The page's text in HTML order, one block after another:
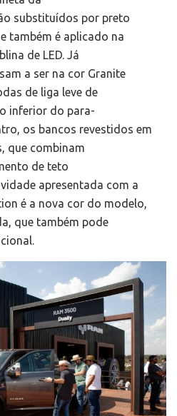
substituídos por preto
também é aplicado na
de LED. Já
a ser na cor Granite
de liga leve de
inferior do para-
os bancos revestidos em
que combinam
de teto
apresentada com a
é a nova cor do modelo,
que também pode